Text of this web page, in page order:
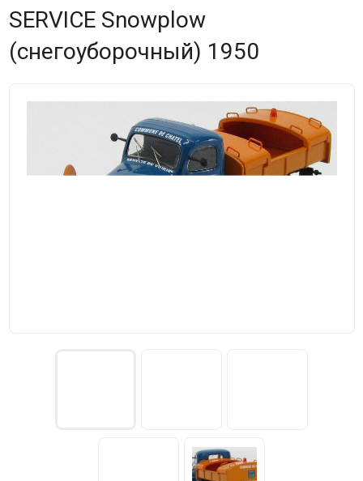
SERVICE Snowplow
(снегоуборочный) 1950